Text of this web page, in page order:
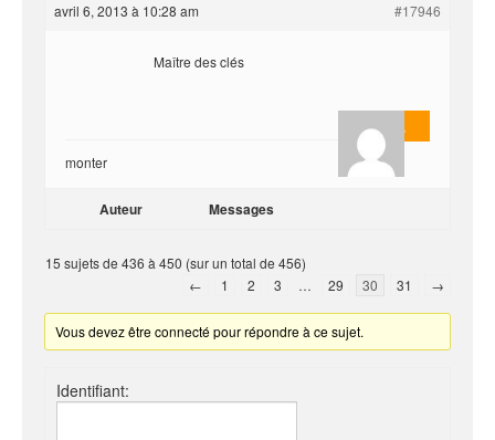
avril 6, 2013 à 10:28 am #17946
Masterjoa
Maître des clés
monter
Auteur Messages
15 sujets de 436 à 450 (sur un total de 456)
←
1 2 3 … 29 30 31 →
Vous devez être connecté pour répondre à ce sujet.
Identifiant: